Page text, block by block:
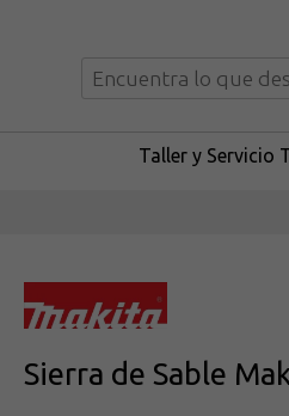
Taller y Servicio
Sierra de Sable